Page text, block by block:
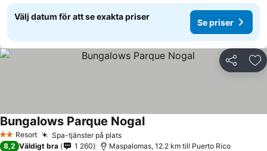
Välj datum för att se exakta priser
Se priser
Dela
2 Stjärnor
Resort Spa-tjänster på plats
Bungalows Parque Nogal
8,2 Väldigt bra 1 260 Maspalomas, 12.2 km till Puerto Rico